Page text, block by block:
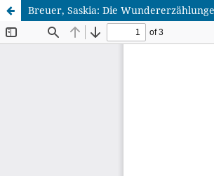
Breuer, Saskia: Die